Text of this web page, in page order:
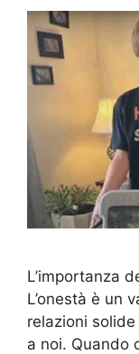
L’importanza
L’onestà è un
relazioni
a noi. Quando